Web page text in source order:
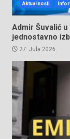
Aktualnosti
Admir Šuvalić
jednostavno
27. Jula 2026.